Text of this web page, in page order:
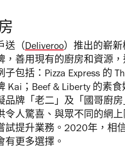
送（Deliveroo）推出的嶄
，善用現有的廚房和資源
包括：Pizza Express 的
Kai；Beef & Liberty 的素
品牌「老二」及「國哥廚
令人驚喜、與眾不同的網
試提升業務。2020年，相
有更多選擇。